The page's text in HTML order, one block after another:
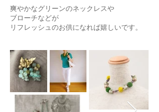
爽やかなグリーンのネックレスや
ブローチなどが
リフレッシュのお供になれば嬉しいです。